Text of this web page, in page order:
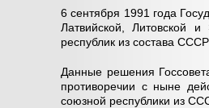
6 сентября 1991 года
Латвийской, Литовской
республик из состава
Данные решения
противоречии с ныне
союзной республики из